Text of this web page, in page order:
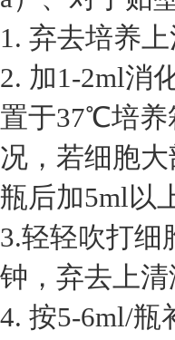
1. 弃去培养
2. 加1-2ml消
置于37℃培养
况，若细胞
瓶后加5ml以
3.轻轻吹打细
钟，弃去上
4. 按5-6ml/瓶